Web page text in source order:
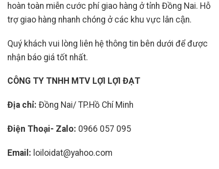
hoàn toàn miễn cước phí giao hàng ở tỉnh Đồng Nai. Hỗ
trợ giao hàng nhanh chóng ở các khu vực lân cận.
Quý khách vui lòng liên hệ thông tin bên dưới để được
nhận báo giá tốt nhất.
CÔNG TY TNHH MTV LỢI LỢI ĐẠT
Địa chỉ: Đồng Nai/ TP.Hồ Chí Minh
Điện Thoại- Zalo: 0966 057 095
Email: loiloidat@yahoo.com